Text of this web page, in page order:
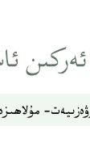
ۋەزىيەت- مۇلاھىزە